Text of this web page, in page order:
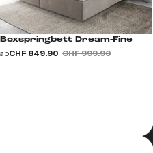
Boxspringbett Dream-Fine
abCHF 849.90 CHF 999.90